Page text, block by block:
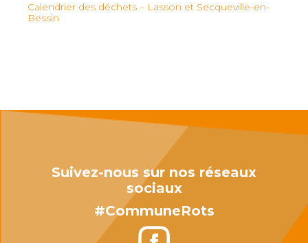
Calendrier des déchets – Lasson et Secqueville-en-
Bessin
Suivez-nous sur nos réseaux
sociaux
#CommuneRots